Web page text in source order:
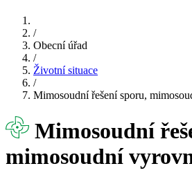
/
Obecní úřad
/
Životní situace
/
Mimosoudní řešení sporu,
Mimosoudní
mimosoudní